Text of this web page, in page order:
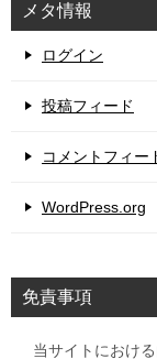
メタ情報
ログイン
投稿フィード
コメントフィー
WordPress.org
免責事項
当サイトにおけ